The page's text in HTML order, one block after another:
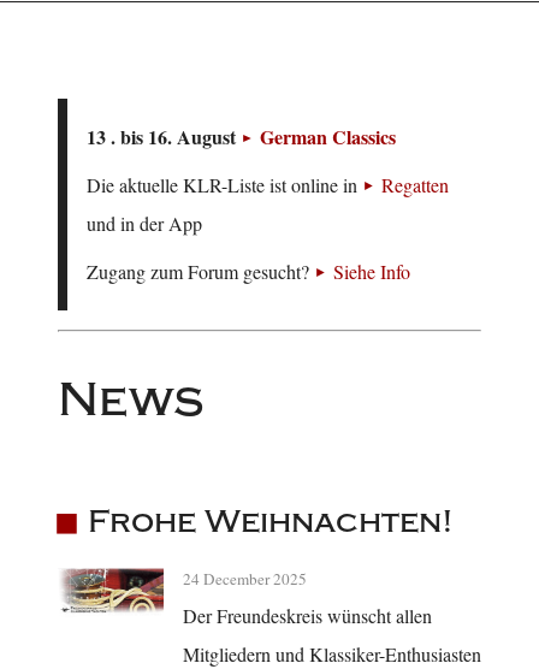
13 . bis 16. August German Classics
Die aktuelle KLR-Liste ist online in
Regatten
und in der App
Zugang zum Forum gesucht?
Siehe Info
News
Frohe Weihnachten!
24 December 2025
Der Freundeskreis wünscht allen
Mitgliedern und Klassiker-Enthusiasten